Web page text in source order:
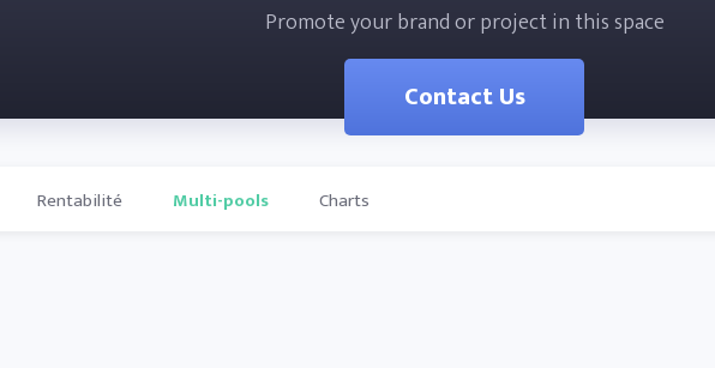
Promote your brand or project in this space
Contact Us
Rentabilité Multi-pools Charts